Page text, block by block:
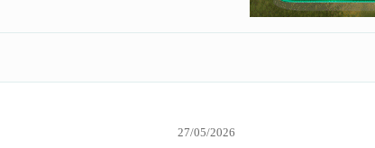
27/05/2026